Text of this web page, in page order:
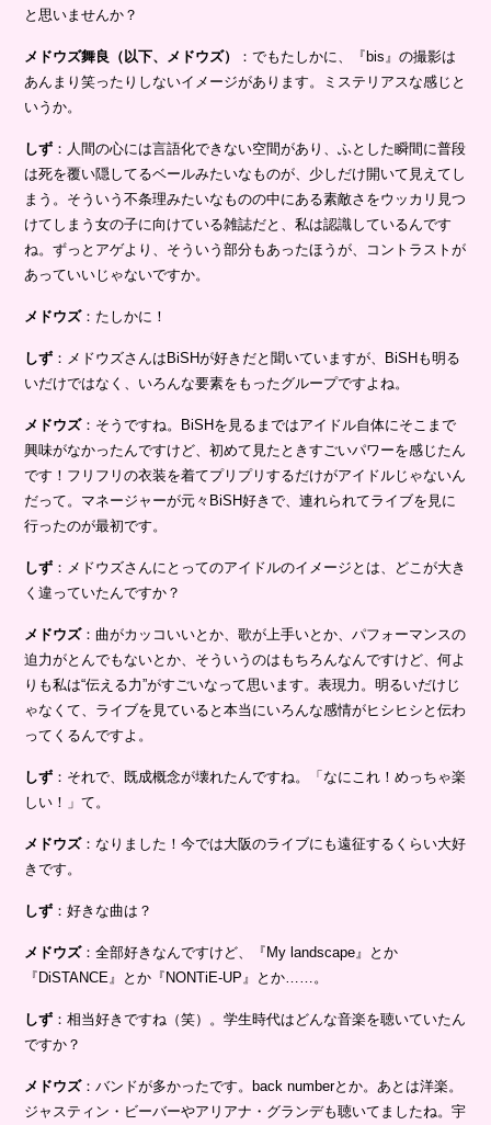
と思いませんか？
メドウズ舞良（以下、メドウズ）
：でもたしかに、『bis』の撮影は
あんまり笑ったりしないイメージがあります。ミステリアスな感じと
いうか。
しず ：人間の心には言語化できない空間があり、ふとした瞬間に普段
は死を覆い隠してるベールみたいなものが、少しだけ開いて見えてし
まう。そういう不条理みたいなものの中にある素敵さをウッカリ見つ
けてしまう女の子に向けている雑誌だと、私は認識しているんです
ね。ずっとアゲより、そういう部分もあったほうが、コントラストが
あっていいじゃないですか。
メドウズ：たしかに！
しず ：メドウズさんはBiSHが好きだと聞いていますが、BiSHも明る
いだけではなく、いろんな要素をもったグループですよね。
メドウズ：そうですね。BiSHを見るまではアイドル自体にそこまで
興味がなかったんですけど、初めて見たときすごいパワーを感じたん
です！フリフリの衣装を着てプリプリするだけがアイドルじゃないん
だって。マネージャーが元々BiSH好きで、連れられてライブを見に
行ったのが最初です。
しず ：メドウズさんにとってのアイドルのイメージとは、どこが大き
く違っていたんですか？
メドウズ：曲がカッコいいとか、歌が上手いとか、パフォーマンスの
迫力がとんでもないとか、そういうのはもちろんなんですけど、何よ
りも私は“伝える力”がすごいなって思います。表現力。明るいだけじ
ゃなくて、ライブを見ていると本当にいろんな感情がヒシヒシと伝わ
ってくるんですよ。
しず ：それで、既成概念が壊れたんですね。「なにこれ！めっちゃ楽
しい！」て。
メドウズ：なりました！今では大阪のライブにも遠征するくらい大好
きです。
しず ：好きな曲は？
メドウズ：全部好きなんですけど、『My landscape』とか
『DiSTANCE』とか『NONTiE-UP』とか……。
しず ：相当好きですね（笑）。学生時代はどんな音楽を聴いていたん
ですか？
メドウズ：バンドが多かったです。back numberとか。あとは洋楽。
ジャスティン・ビーバーやアリアナ・グランデも聴いてましたね。宇